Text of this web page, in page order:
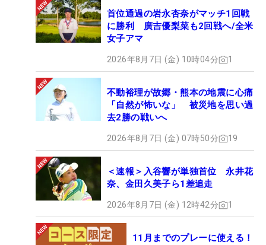
はこれくらいです」。同世代との楽しいラウンド
で、そのレパートリーもさらに増えるかもしれな
い。（文・間宮輝憲）
首位通過の岩永杏奈がマッチ1回戦
に勝利 廣吉優梨菜も2回戦へ/全米
女子アマ
2026年8月7日 (金) 10時04分 1
不動裕理が故郷・熊本の地震に心痛
「自然が怖いな」 被災地を思い過
去2勝の戦いへ
2026年8月7日 (金) 07時50分 19
＜速報＞入谷響が単独首位 永井花
奈、金田久美子ら1差追走
2026年8月7日 (金) 12時42分 1
11月までのプレーに使える！